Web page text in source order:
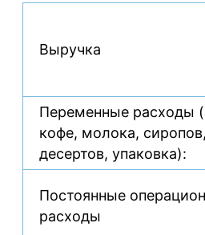
Выручка
Переменные расходы
кофе, молока, сиропов,
десертов, упаковка):
Постоянные
расходы